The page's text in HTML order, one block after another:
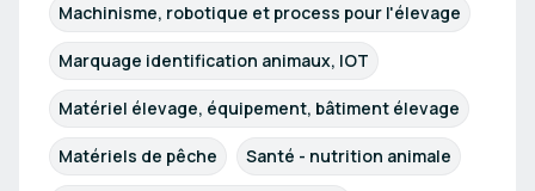
Machinisme, robotique et process pour l'élevage
Marquage identification animaux, IOT
Matériel élevage, équipement, bâtiment élevage
Matériels de pêche Santé - nutrition animale